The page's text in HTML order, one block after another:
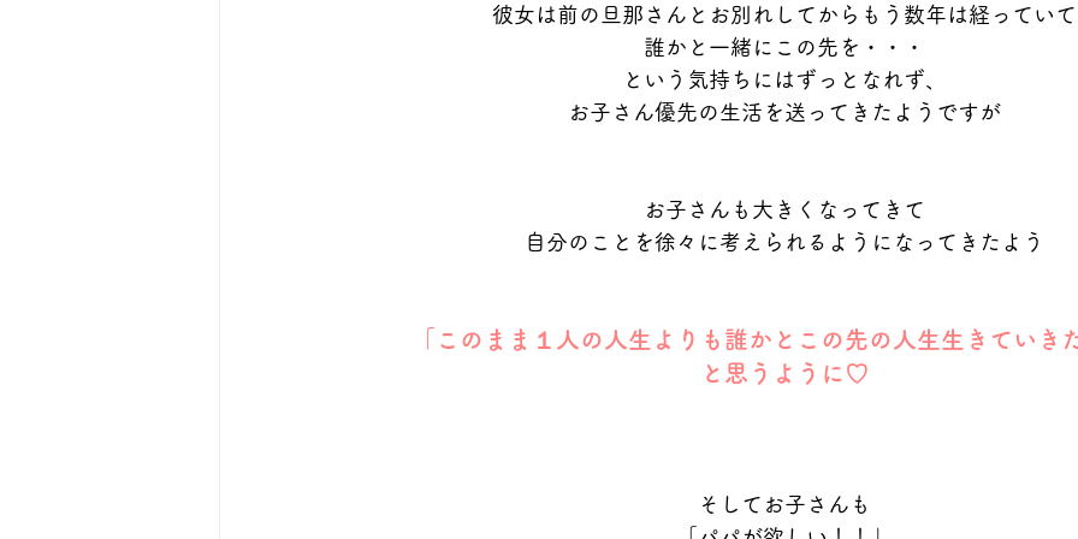
彼女は前の旦那さんとお別れしてからもう数年は経っていて
誰かと一緒にこの先を・・・
という気持ちにはずっとなれず、
お子さん優先の生活を送ってきたようですが
お子さんも大きくなってきて
自分のことを徐々に考えられるようになってきたよう
「このまま１人の人生よりも誰かとこの先の人生生きていき
と思うように♡
そしてお子さんも